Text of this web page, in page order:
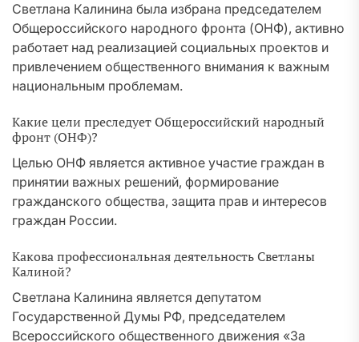
Светлана Калинина была избрана председателем
Общероссийского народного фронта (ОНФ), активно
работает над реализацией социальных проектов и
привлечением общественного внимания к важным
национальным проблемам.
Какие цели преследует Общероссийский народный
фронт (ОНФ)?
Целью ОНФ является активное участие граждан в
принятии важных решений, формирование
гражданского общества, защита прав и интересов
граждан России.
Какова профессиональная деятельность Светланы
Калиной?
Светлана Калинина является депутатом
Государственной Думы РФ, председателем
Всероссийского общественного движения «За